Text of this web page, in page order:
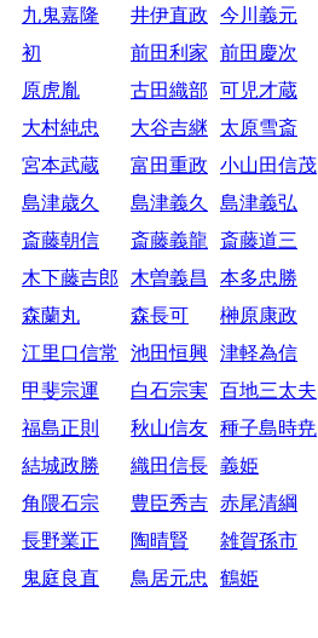
九鬼嘉隆
井伊直政 今川義元
初
前田利家 前田慶次
原虎胤
古田織部 可児才蔵
大村純忠
大谷吉継 太原雪斎
宮本武蔵
富田重政 小山田信茂
島津歳久
島津義久 島津義弘
斎藤朝信
斎藤義龍 斎藤道三
木下藤吉郎
木曽義昌 本多忠勝
森蘭丸
森長可 榊原康政
江里口信常
池田恒興 津軽為信
甲斐宗運
白石宗実 百地三太夫
福島正則
秋山信友 種子島時尭
結城政勝
織田信長 義姫
角隈石宗
豊臣秀吉 赤尾清綱
長野業正
陶晴賢 雑賀孫市
鬼庭良直
鳥居元忠 鶴姫